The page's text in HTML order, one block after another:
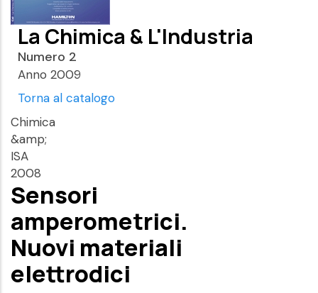
La Chimica & L'Industria
Numero 2
Anno 2009
Torna al catalogo
Chimica
&amp;
ISA
2008
Sensori
amperometrici.
Nuovi materiali
elettrodici